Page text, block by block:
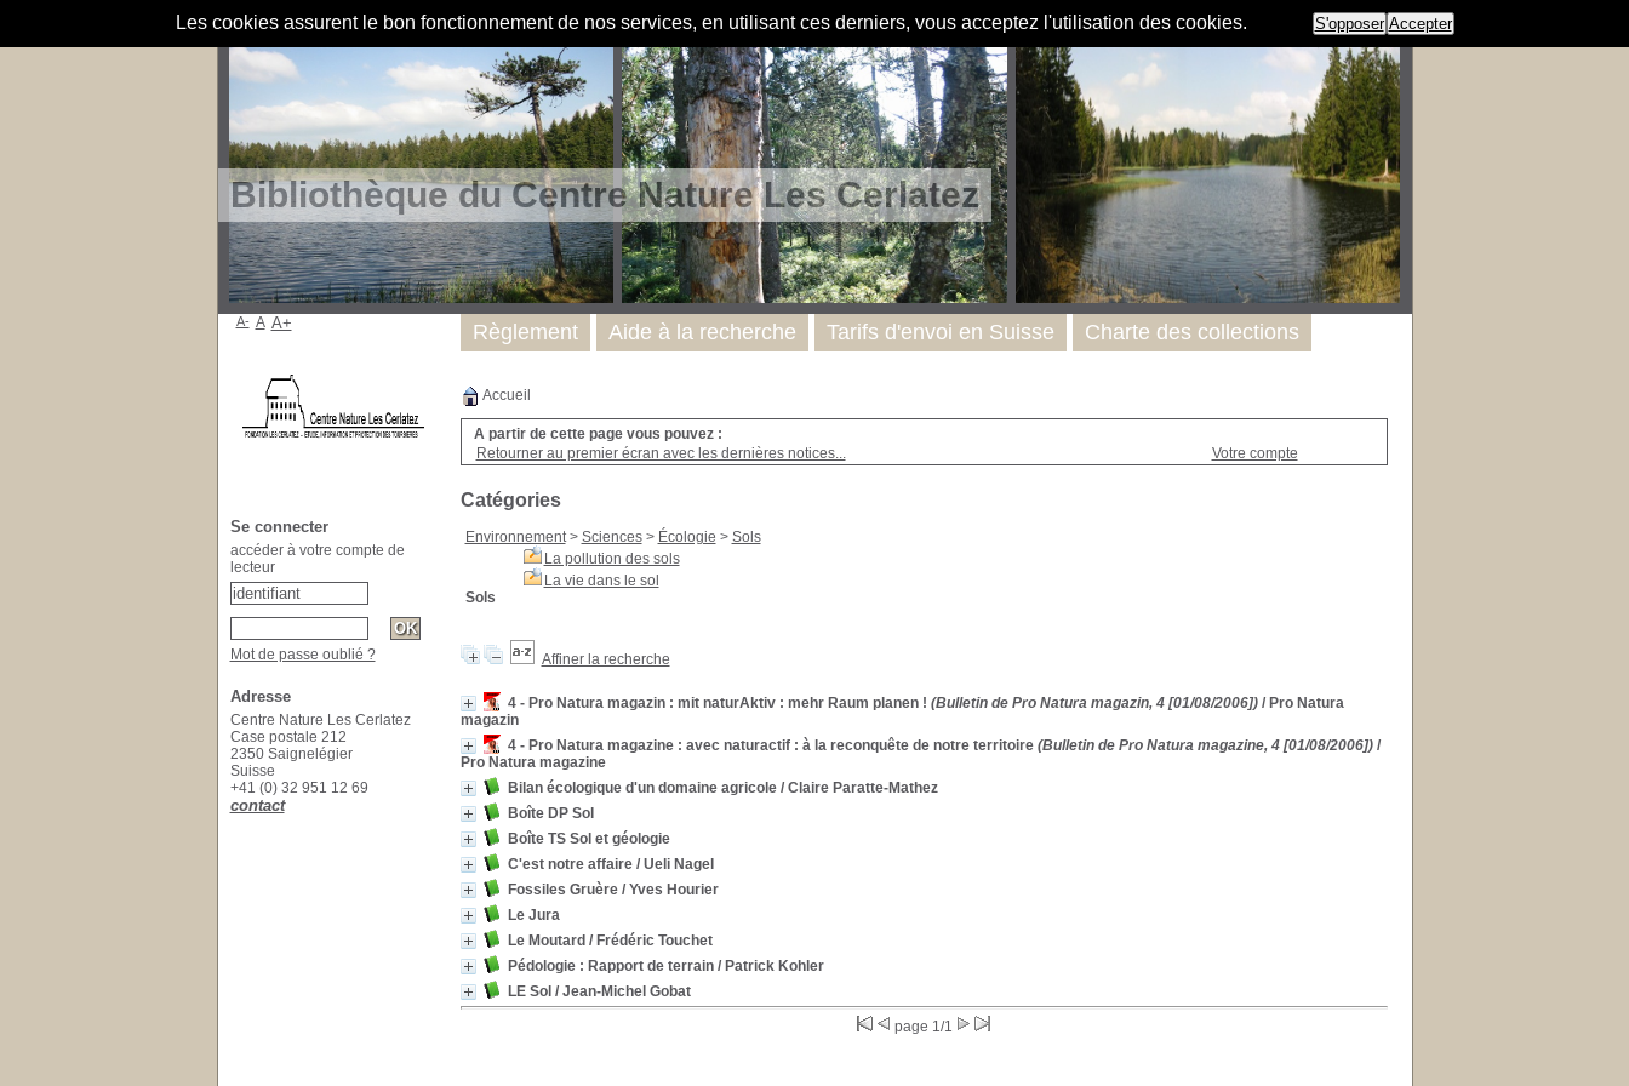
Les cookies assurent le bon fonctionnement de nos services, en utilisant ces derniers, vous acceptez l'utilisation des cookies. S'opposer Accepter
Bibliothèque du Centre Nature Les Cerlatez
Accueil
A partir de cette page vous pouvez :
Retourner au premier écran avec les dernières notices...
Votre compte
Catégories
Environnement> Sciences> Écologie > Sols
La pollution des sols
La vie dans le sol
Sols
Affiner la recherche
4 - Pro Natura magazin : mit naturAktiv : mehr Raum planen ! (Bulletin de Pro Natura magazin, 4 [01/08/2006])/ Pro Natura
magazin
4 - Pro Natura magazine : avec naturactif : à la reconquête de notre territoire(Bulletin de Pro Natura magazine, 4 [01/08/2006])/
Pro Natura magazine
Bilan écologique d'un domaine agricole/ Claire Paratte-Mathez
Boîte DP Sol
Boîte TS Sol et géologie
C'est notre affaire/ Ueli Nagel
Fossiles Gruère/ Yves Hourier
Le Jura
Le Moutard / Frédéric Touchet
Pédologie : Rapport de terrain/ Patrick Kohler
LE Sol / Jean-Michel Gobat
page 1/1
Règlement Aide à la recherche Tarifs d'envoi en Suisse Charte des collections
A- A A+
Se connecter
accéder à votre compte de
lecteur
Mot de passe oublié ?
Adresse
Centre Nature Les Cerlatez
Case postale 212
2350 Saignelégier
Suisse
+41 (0) 32 951 12 69
contact